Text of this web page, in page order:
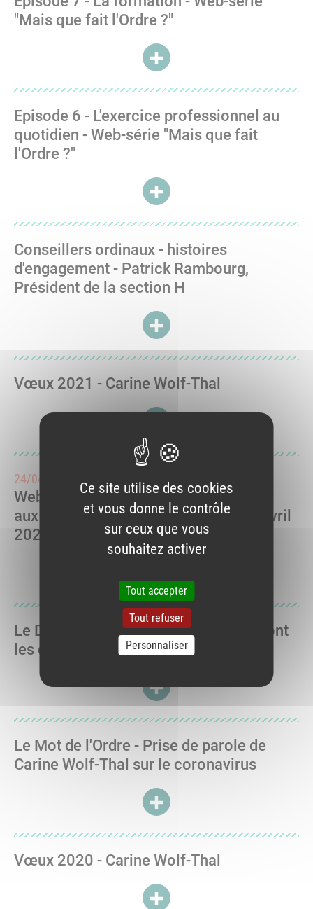
"Mais que fait l'Ordre ?"
ACCÉDER À EPISODE 7 - LA
Episode 6 - L'exercice professionnel au
quotidien - Web-série "Mais que fait
l'Ordre ?"
ACCÉDER À EPISODE 6 -
Conseillers ordinaux - histoires
d'engagement - Patrick Rambourg,
Président de la section H
ACCÉDER À CONSEILLERS
Vœux 2021 - Carine Wolf-Thal
ACCÉDER À VŒUX 2021 -
24/04/2020
Webconférence - Covid-19 : réponses
aux questions des pharmaciens (23 avril
2020)
Le Dossier Pharmaceutique - Quels sont
les droits du patient ?
ACCÉDER À LE DOSSIER
Le Mot de l'Ordre - Prise de parole de
Carine Wolf-Thal sur le coronavirus
ACCÉDER À LE MOT DE
Vœux 2020 - Carine Wolf-Thal
ACCÉDER À VŒUX 2020 -
Ce site utilise des cookies
et vous donne le contrôle
sur ceux que vous
souhaitez activer
Tout accepter
Tout refuser
Personnaliser